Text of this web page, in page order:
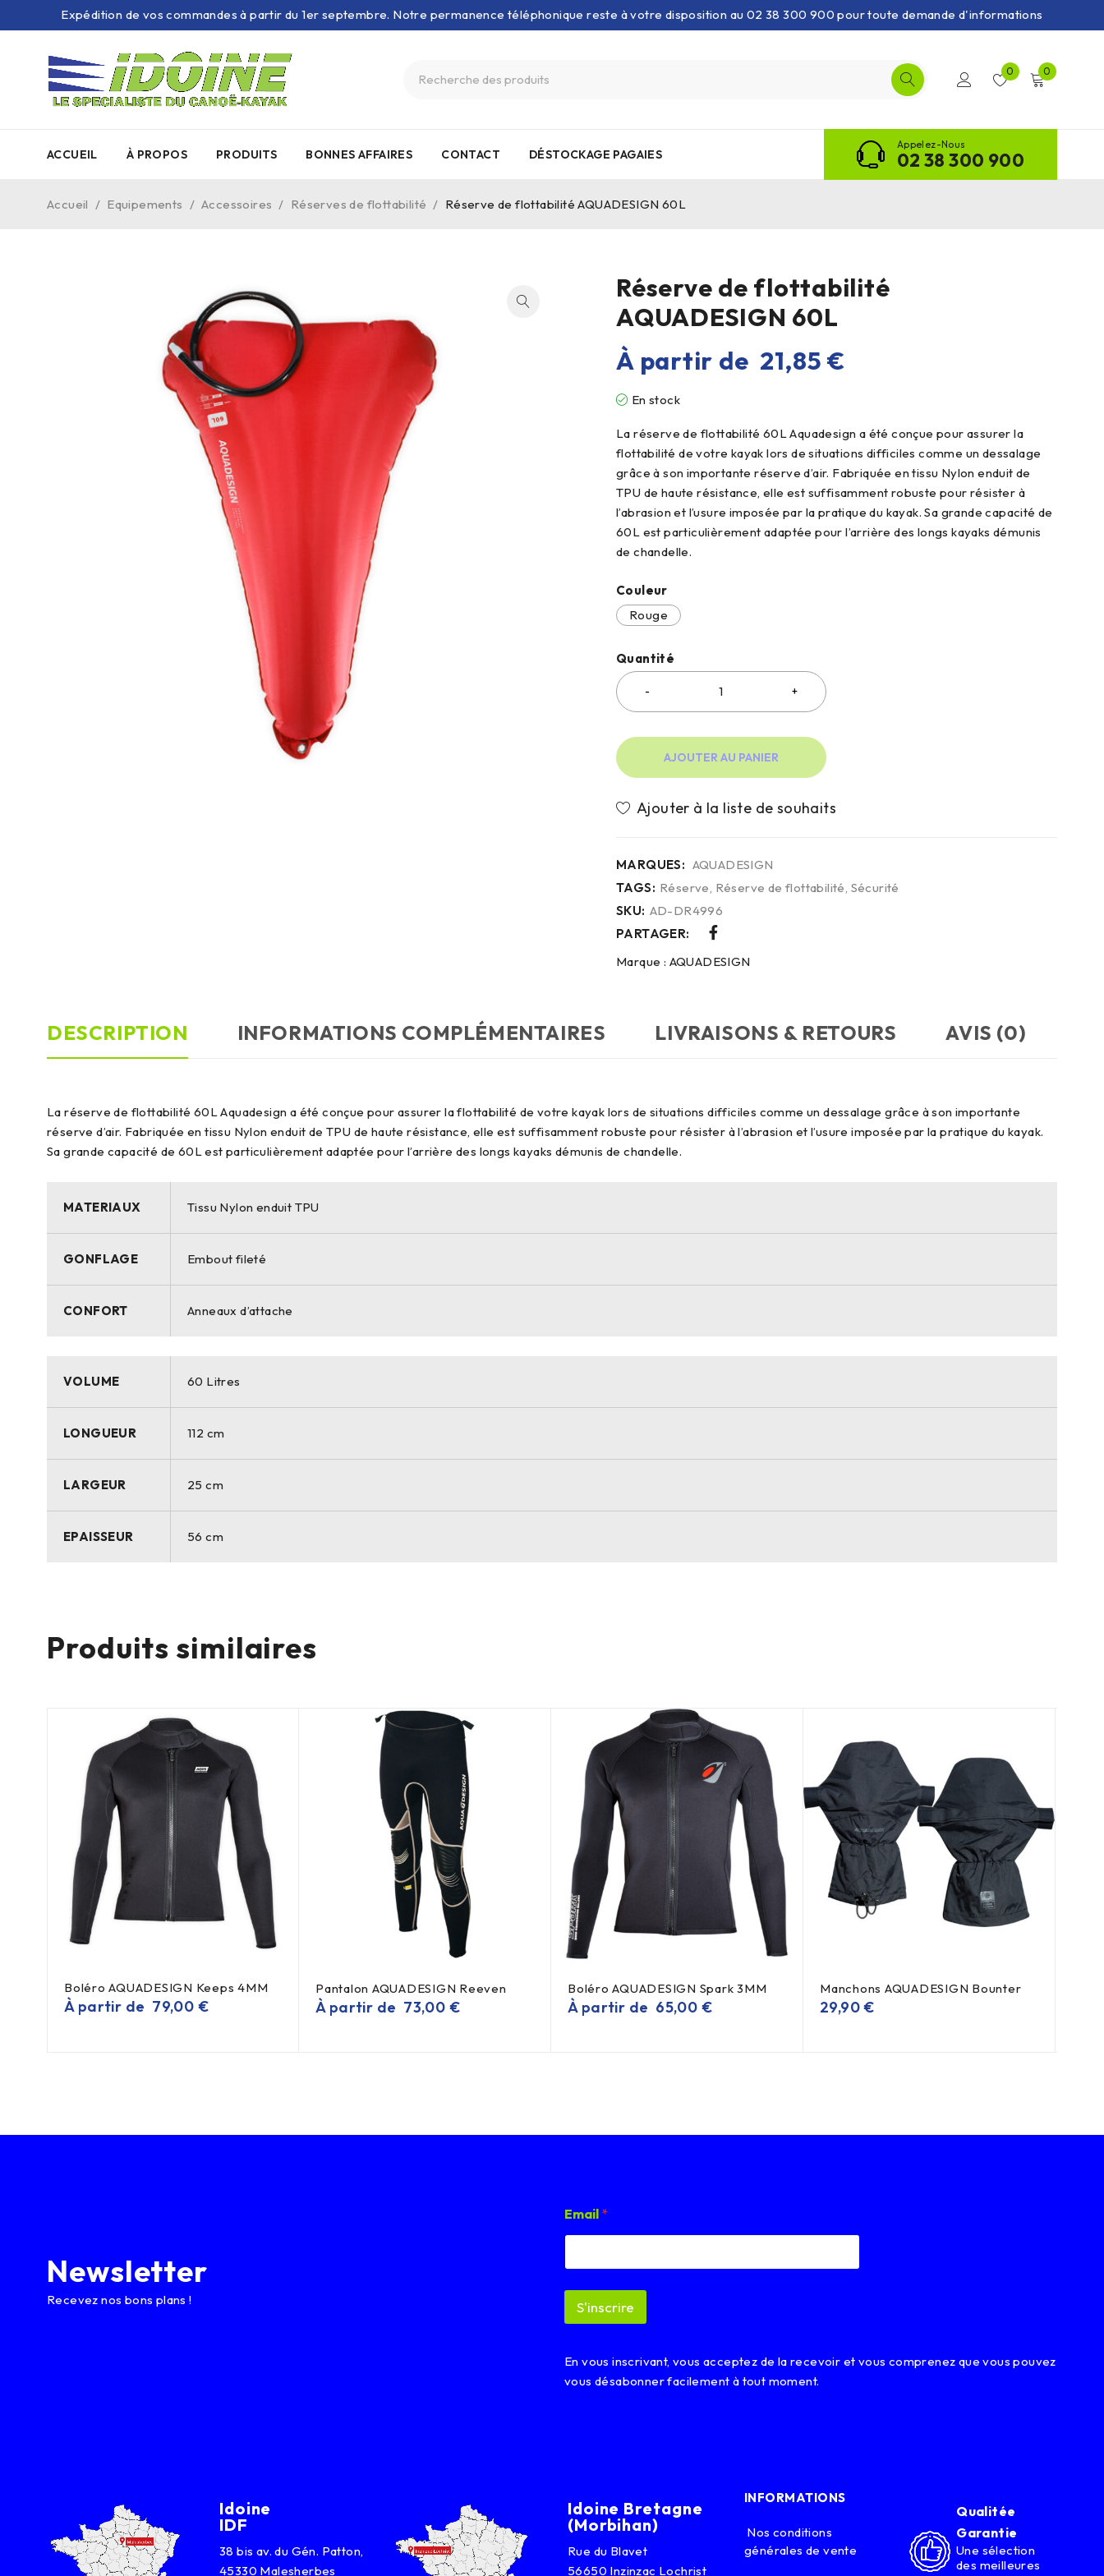
Expédition de vos commandes à partir du 1er septembre. Notre permanence téléphonique reste à votre disposition au 02 38 300 900 pour toute demande d'informations
0 0
ACCUEIL À PROPOS PRODUITS BONNES AFFAIRES CONTACT DÉSTOCKAGE PAGAIES
Appelez-Nous
02 38 300 900
Accueil / Equipements / Accessoires / Réserves de flottabilité / Réserve de flottabilité AQUADESIGN 60L
Réserve de flottabilité
AQUADESIGN 60L
À partir de 21,85€
En stock
La réserve de flottabilité 60L Aquadesign a été conçue pour assurer la
flottabilité de votre kayak lors de situations difficiles comme un dessalage
grâce à son importante réserve d’air. Fabriquée en tissu Nylon enduit de
TPU de haute résistance, elle est suffisamment robuste pour résister à
l’abrasion et l’usure imposée par la pratique du kayak. Sa grande capacité de
60L est particulièrement adaptée pour l’arrière des longs kayaks démunis
de chandelle.
Couleur
Rouge
Quantité
AJOUTER AU PANIER
MARQUES: AQUADESIGN
TAGS: Réserve, Réserve de flottabilité, Sécurité
SKU: AD-DR4996
PARTAGER:
Marque : AQUADESIGN
DESCRIPTION INFORMATIONS COMPLÉMENTAIRES LIVRAISONS & RETOURS AVIS (0)
La réserve de flottabilité 60L Aquadesign a été conçue pour assurer la flottabilité de votre kayak lors de situations difficiles comme un dessalage grâce à son importante
réserve d’air. Fabriquée en tissu Nylon enduit de TPU de haute résistance, elle est suffisamment robuste pour résister à l’abrasion et l’usure imposée par la pratique du kayak.
Sa grande capacité de 60L est particulièrement adaptée pour l’arrière des longs kayaks démunis de chandelle.
MATERIAUX Tissu Nylon enduit TPU
GONFLAGE Embout fileté
CONFORT Anneaux d’attache
VOLUME 60 Litres
LONGUEUR 112 cm
LARGEUR 25 cm
EPAISSEUR 56 cm
Produits similaires
Boléro AQUADESIGN Keeps 4MM
À partir de 79,00 €
Pantalon AQUADESIGN Reeven
À partir de 73,00 €
Boléro AQUADESIGN Spark 3MM
À partir de 65,00 €
Manchons AQUADESIGN Bounter
29,90€
Newsletter
Recevez nos bons plans !
m
a
l
m
i
E
a
Email *
S'inscrire
En vous inscrivant, vous acceptez de la recevoir et vous comprenez que vous pouvez
vous désabonner facilement à tout moment.
Idoine
IDF
38 bis av. du Gén. Patton,
45330 Malesherbes
Idoine Bretagne
(Morbihan)
Rue du Blavet
56650 Inzinzac Lochrist
INFORMATIONS
Nos conditions
générales de vente
Qualitée
Garantie
Une sélection
des meilleures